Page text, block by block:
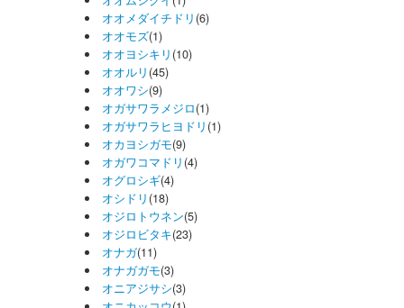
オオメダイチドリ (6)
オオモズ(1)
オオヨシキリ (10)
オオルリ (45)
オオワシ(9)
オガサワラメジロ(1)
オガサワラヒヨドリ (1)
オカヨシガモ(9)
オガワコマドリ (4)
オグロシギ(4)
オシドリ (18)
オジロトウネン(5)
オジロビタキ(23)
オナガ(11)
オナガガモ(3)
オニアジサシ(3)